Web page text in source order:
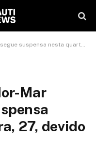
quarta-feira, 27, devido ao mau tempo
Mar
27, devido